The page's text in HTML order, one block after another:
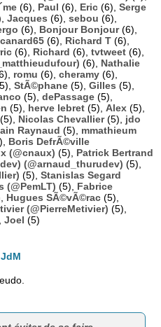
(6), Paul (6), Eric (6), Serge
Jacques (6), sebou (6),
(6), Bonjour Bonjour(6),
canard65 (6), Richard T (6),
(6), Richard (6), tvtweet (6),
(6), Nathalie
romu (6), cheramy (6),
StÃ©phane (5), Gilles (5),
(5), dePassage (5),
(5), herve lebret (5), Alex (5),
(5), Nicolas Chevallier(5), jdo
Raynaud (5), mmathieum
Boris DefrÃ©ville
(@cnaux) (5), Patrick Bertrand
(@arnaud_thurudev) (5),
(5), Stanislas Segard
(@PemLT) (5), Fabrice
Hugues SÃ©vÃ©rac (5),
(@PierreMetivier) (5),
Joel (5)
JdM